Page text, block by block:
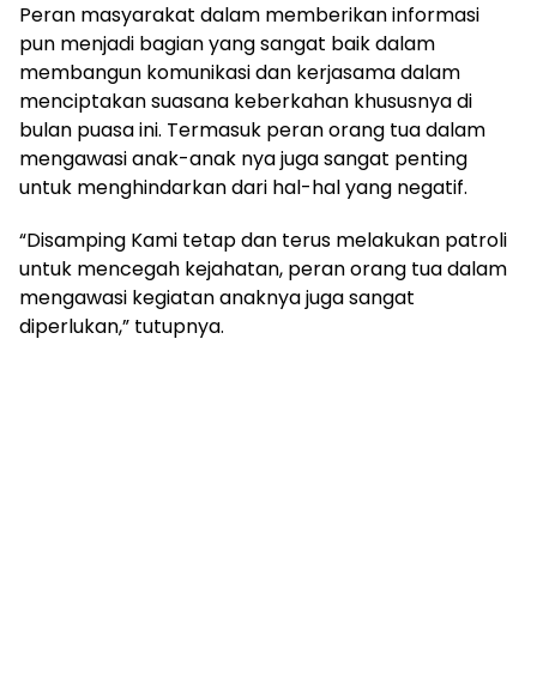
Peran masyarakat dalam memberikan informasi
pun menjadi bagian yang sangat baik dalam
membangun komunikasi dan kerjasama dalam
menciptakan suasana keberkahan khususnya di
bulan puasa ini. Termasuk peran orang tua dalam
mengawasi anak-anak nya juga sangat penting
untuk menghindarkan dari hal-hal yang negatif.
“Disamping Kami tetap dan terus melakukan patroli
untuk mencegah kejahatan, peran orang tua dalam
mengawasi kegiatan anaknya juga sangat
diperlukan,” tutupnya.